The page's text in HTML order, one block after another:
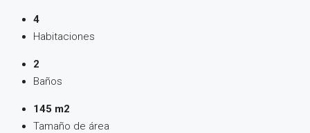
4
Habitaciones
2
Baños
145 m2
Tamaño de área